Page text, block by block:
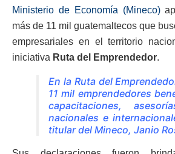
Ministerio de Economía (Mineco)
más de 11 mil guatemaltecos que
empresariales en el territorio
iniciativa Ruta del Emprendedor.
En la Ruta del
11 mil emprendedores
capacitaciones,
nacionales e
titular del Mineco, Janio